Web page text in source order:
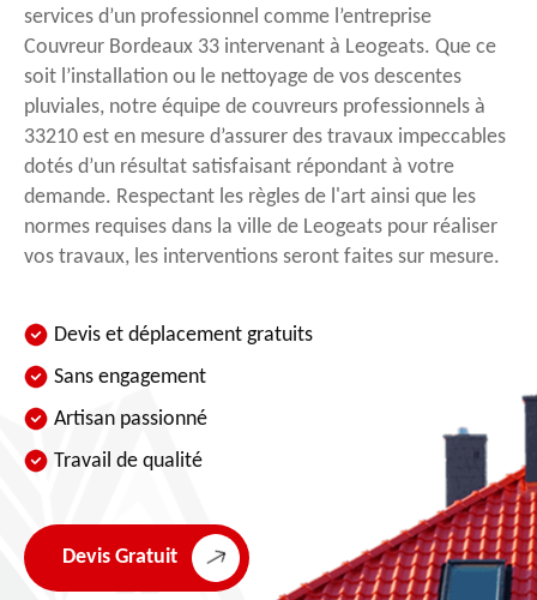
services d’un professionnel comme l’entreprise
Couvreur Bordeaux 33 intervenant à Leogeats. Que ce
soit l’installation ou le nettoyage de vos descentes
pluviales, notre équipe de couvreurs professionnels à
33210 est en mesure d’assurer des travaux impeccables
dotés d’un résultat satisfaisant répondant à votre
demande. Respectant les règles de l'art ainsi que les
normes requises dans la ville de Leogeats pour réaliser
vos travaux, les interventions seront faites sur mesure.
Devis et déplacement gratuits
Sans engagement
Artisan passionné
Travail de qualité
Devis Gratuit